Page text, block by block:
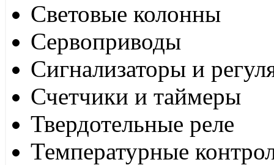
Световые колонны
Сервоприводы
Сигнализаторы и
Счетчики и таймеры
Твердотельные реле
Температурные